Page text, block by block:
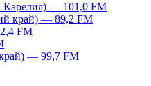
Карелия) — 101,0 FM
край) — 89,2 FM
FM
— 99,7 FM